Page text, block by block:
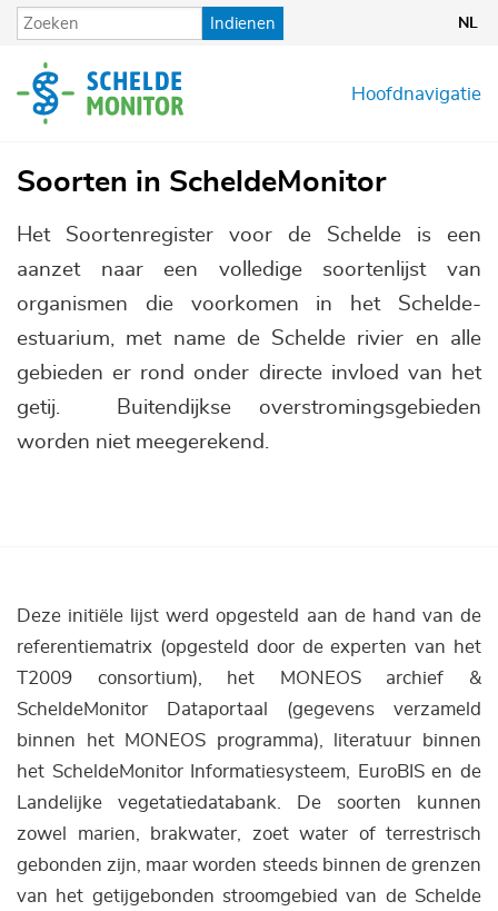
Overslaan
en
de
inhoud
Indienen NL
Hoofdnavigatie
Soorten in ScheldeMonitor
Het Soortenregister voor de Schelde is een
aanzet naar een volledige soortenlijst van
organismen die voorkomen in het Schelde-
estuarium, met name de Schelde rivier en alle
gebieden er rond onder directe invloed van het
getij. Buitendijkse overstromingsgebieden
worden niet meegerekend.
Deze initiële lijst werd opgesteld aan de hand van de
referentiematrix (opgesteld door de experten van het
T2009 consortium), het MONEOS archief &
ScheldeMonitor Dataportaal (gegevens verzameld
binnen het MONEOS programma), literatuur binnen
het ScheldeMonitor Informatiesysteem, EuroBIS en de
Landelijke vegetatiedatabank. De soorten kunnen
zowel marien, brakwater, zoet water of terrestrisch
gebonden zijn, maar worden steeds binnen de grenzen
van het getijgebonden stroomgebied van de Schelde